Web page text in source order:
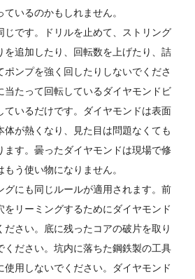
いるのかもしれません。
じです。ドリルを止めて、ストリング
を追加したり、回転数を上げたり、詰
ポンプを強く回したりしないでくださ
当たって回転しているダイヤモンドビ
ているだけです。ダイヤモンドは表面
が熱くなり、見た目は問題なくても
ます。曇ったダイヤモンドは現場で修
う使い物になりません。
グにも同じルールが適用されます。前
リーミングするためにダイヤモンド
ださい。底に残ったコアの破片を取り
ください。坑内に落ちた鋼鉄製の工具
用しないでください。ダイヤモンド